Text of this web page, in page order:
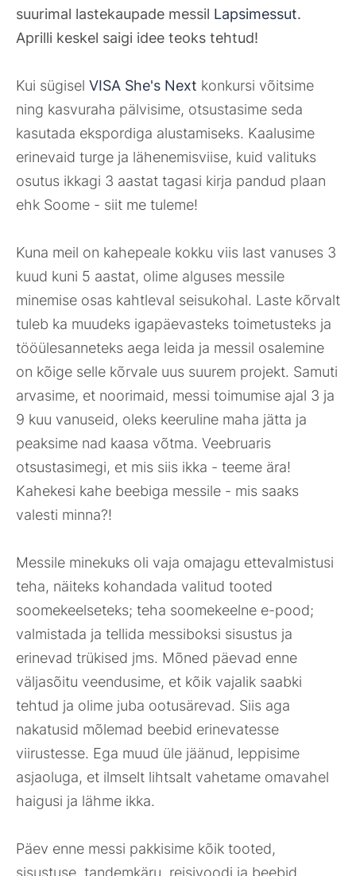
suurimal lastekaupade messil Lapsimessut.
Aprilli keskel saigi idee teoks tehtud!
Kui sügisel VISA She's Next konkursi võitsime
ning kasvuraha pälvisime, otsustasime seda
kasutada ekspordiga alustamiseks. Kaalusime
erinevaid turge ja lähenemisviise, kuid valituks
osutus ikkagi 3 aastat tagasi kirja pandud plaan
ehk Soome - siit me tuleme!
Kuna meil on kahepeale kokku viis last vanuses 3
kuud kuni 5 aastat, olime alguses messile
minemise osas kahtleval seisukohal. Laste kõrvalt
tuleb ka muudeks igapäevasteks toimetusteks ja
tööülesanneteks aega leida ja messil osalemine
on kõige selle kõrvale uus suurem projekt. Samuti
arvasime, et noorimaid, messi toimumise ajal 3 ja
9 kuu vanuseid, oleks keeruline maha jätta ja
peaksime nad kaasa võtma. Veebruaris
otsustasimegi, et mis siis ikka - teeme ära!
Kahekesi kahe beebiga messile - mis saaks
valesti minna?!
Messile minekuks oli vaja omajagu ettevalmistusi
teha, näiteks kohandada valitud tooted
soomekeelseteks; teha soomekeelne e-pood;
valmistada ja tellida messiboksi sisustus ja
erinevad trükised jms. Mõned päevad enne
väljasõitu veendusime, et kõik vajalik saabki
tehtud ja olime juba ootusärevad. Siis aga
nakatusid mõlemad beebid erinevatesse
viirustesse. Ega muud üle jäänud, leppisime
asjaoluga, et ilmselt lihtsalt vahetame omavahel
haigusi ja lähme ikka.
Päev enne messi pakkisime kõik tooted,
sisustuse, tandemkäru, reisivoodi ja beebid